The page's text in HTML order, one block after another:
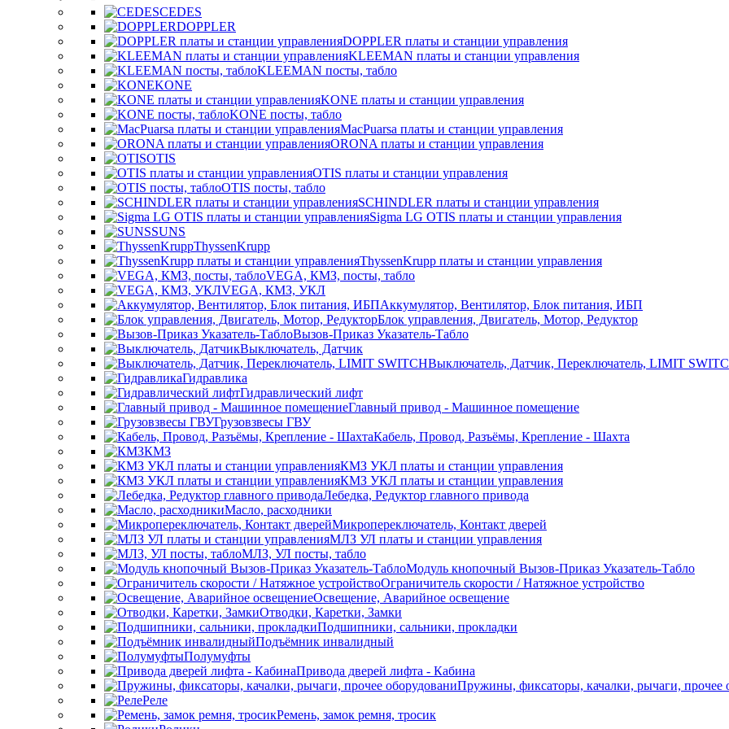
CEDES
DOPPLER
DOPPLER платы и станции управления
KLEEMAN платы и станции управления
KLEEMAN посты, табло
KONE
KONE платы и станции управления
KONE посты, табло
MacPuarsa платы и станции управления
ORONA платы и станции управления
OTIS
OTIS платы и станции управления
OTIS посты, табло
SCHINDLER платы и станции управления
Sigma LG OTIS платы и станции управления
SUNS
ThyssenKrupp
ThyssenKrupp платы и станции управления
VEGА, КМЗ, посты, табло
VEGА, КМЗ, УКЛ
Аккумулятор, Вентилятор, Блок питания, ИБП
Блок управления, Двигатель, Мотор, Редуктор
Вызов-Приказ Указатель-Табло
Выключатель, Датчик
Выключатель, Датчик, Переключатель, LIMIT
Гидравлика
Гидравлический лифт
Главный привод - Машинное помещение
Грузовзвесы ГВУ
Кабель, Провод, Разъёмы, Крепление - Шахта
КМЗ
КМЗ УКЛ платы и станции управления
КМЗ УКЛ платы и станции управления
Лебедка, Редуктор главного привода
Масло, расходники
Микропереключатель, Контакт дверей
МЛЗ УЛ платы и станции управления
МЛЗ, УЛ посты, табло
Модуль кнопочный Вызов-Приказ Указатель-Табло
Ограничитель скорости / Натяжное устройство
Освещение, Аварийное освещение
Отводки, Каретки, Замки
Подшипники, сальники, прокладки
Подъёмник инвалидный
Полумуфты
Привода дверей лифта - Кабина
Пружины, фиксаторы, качалки, рычаги, прочее
Реле
Ремень, замок ремня, тросик